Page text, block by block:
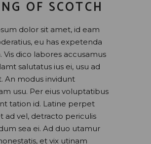
OF SCOTCH
dolor sit amet, id eam
eu has expetenda
Vis dico labores accusamus
salutatus ius ei, usu ad
An modus invidunt
usu. Per eius voluptatibus
tation id. Latine perpet
ad vel, detracto periculis
sea ei. Ad duo utamur
et vix utinam